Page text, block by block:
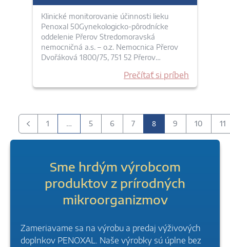
Klinické monitorovanie účinnosti lieku
Penoxal 50Gynekologicko-pôrodnícke
oddelenie Přerov Stredomoravská
nemocničná a.s. – o.z. Nemocnica Přerov
Dvořáková 1800/75, 751 52 Přerov…
Prečítať si príbeh
Predchádzajúci
1 … 5 6 7 8 9 10 11
Sme hrdým výrobcom
produktov z prírodných
mikroorganizmov
Zameriavame sa na výrobu a predaj výživových
doplnkov PENOXAL. Naše výrobky sú úplne bez